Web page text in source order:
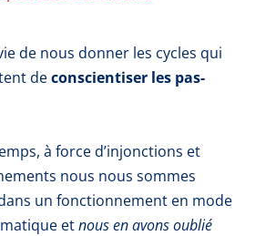
de nous donner les cycles qui
deconscientiser les pas-
à force d’injonctions et
nous nous sommes
un fonctionnement en mode
etnous en avons oublié